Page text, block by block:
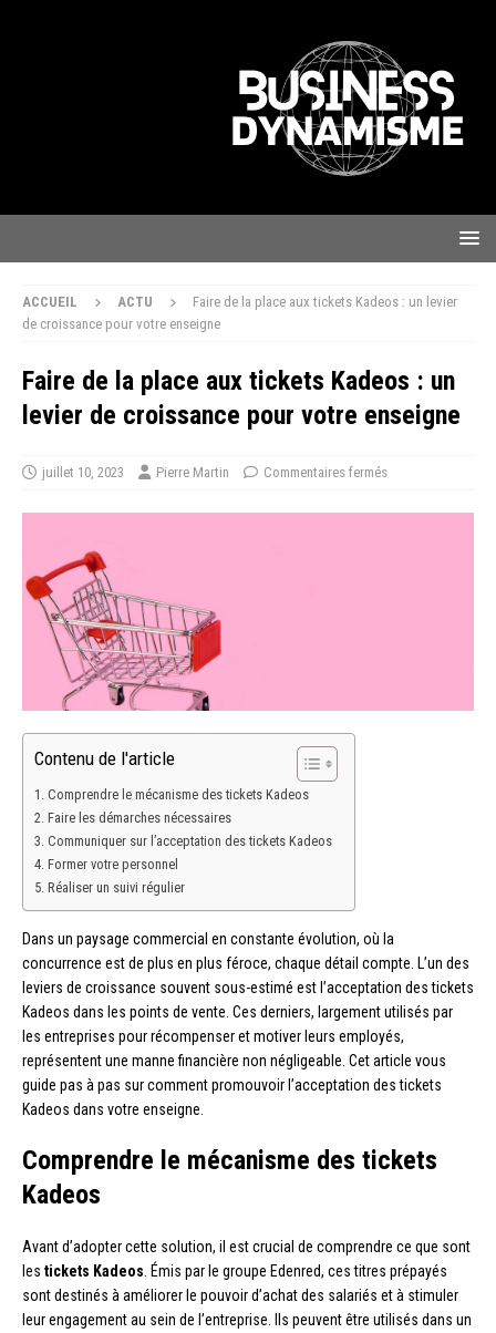
ACCUEIL ACTU
Faire de la place aux tickets Kadeos : un levier
de croissance pour votre enseigne
Faire de la place aux tickets Kadeos : un
levier de croissance pour votre enseigne
juillet 10, 2023 Pierre Martin Commentaires fermés
Contenu de l'article
Comprendre le mécanisme des tickets Kadeos
Faire les démarches nécessaires
Communiquer sur l’acceptation des tickets Kadeos
Former votre personnel
Réaliser un suivi régulier
Dans un paysage commercial en constante évolution, où la
concurrence est de plus en plus féroce, chaque détail compte. L’un des
leviers de croissance souvent sous-estimé est l’acceptation des tickets
Kadeos dans les points de vente. Ces derniers, largement utilisés par
les entreprises pour récompenser et motiver leurs employés,
représentent une manne financière non négligeable. Cet article vous
guide pas à pas sur comment promouvoir l’acceptation des tickets
Kadeos dans votre enseigne.
Comprendre le mécanisme des tickets
Kadeos
Avant d’adopter cette solution, il est crucial de comprendre ce que sont
les tickets Kadeos . Émis par le groupe Edenred, ces titres prépayés
sont destinés à améliorer le pouvoir d’achat des salariés et à stimuler
leur engagement au sein de l’entreprise. Ils peuvent être utilisés dans un